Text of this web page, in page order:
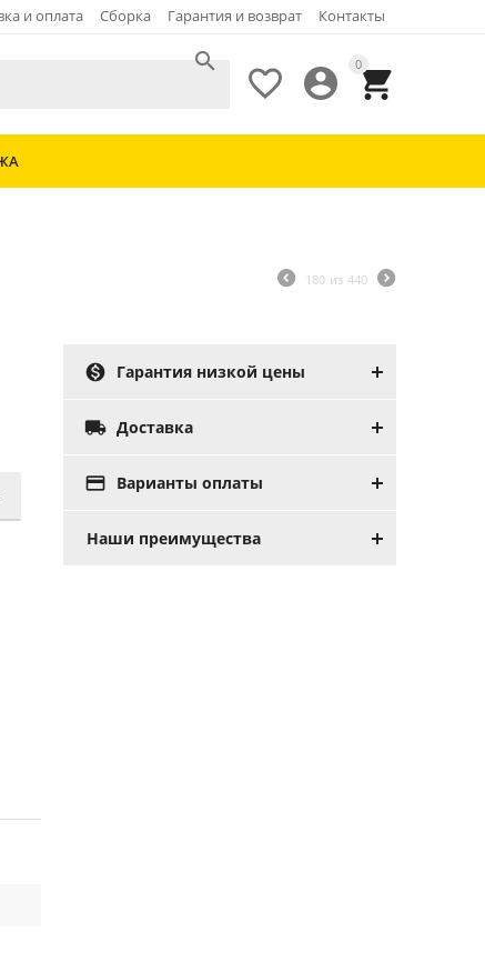
и оплата Сборка Гарантия и возврат Контакты
0



180 из 440
 Гарантия низкой цены
 Доставка
 Варианты оплаты
Наши преимущества